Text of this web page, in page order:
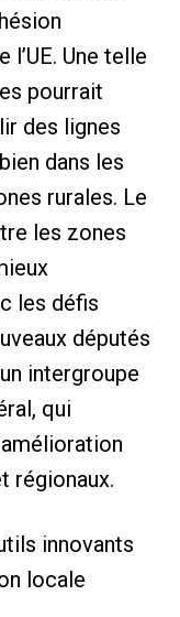
Une telle
pourrait
des lignes
dans les
rurales. Le
les zones
les défis
députés
intergroupe
qui
régionaux.
innovants
locale